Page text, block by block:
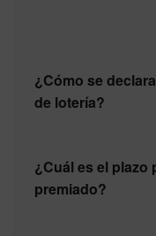
¿Cómo se
de lotería?
¿Cuál es el plazo
premiado?